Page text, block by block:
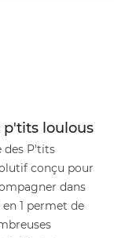
p'tits loulous
des P'tits
conçu pour
dans
1 permet de